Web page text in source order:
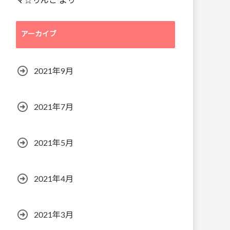
アーカイブ
2021年9月
2021年7月
2021年5月
2021年4月
2021年3月